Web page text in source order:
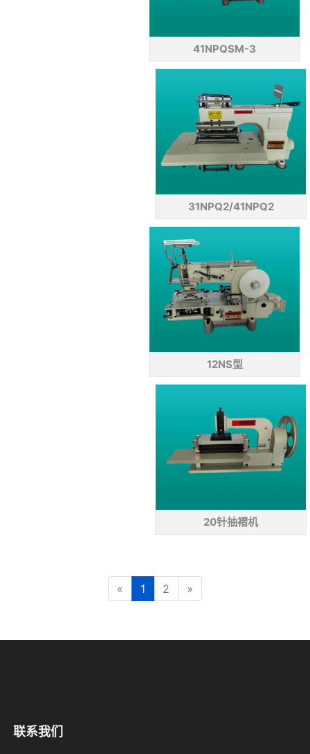
41NPQSM-3
31NPQ2/41NPQ2
12NS型
20针抽褶机
« 1 2 »
联系我们